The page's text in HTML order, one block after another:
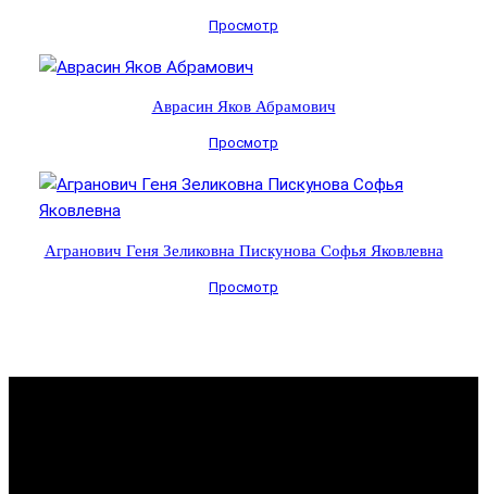
Просмотр
Аврасин Яков Абрамович
Просмотр
Агранович Геня Зеликовна Пискунова Софья Яковлевна
Просмотр